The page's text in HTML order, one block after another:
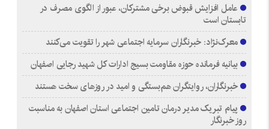
عامل افزایش قبوض برخی مشترکان، عبور از الگوی مصرف در
تابستان است
معرک‌نژاد: خبرنگاران سرمایه اجتماعی شهر را تقویت می‌کنند
بیانیه فرمانده حوزه مقاومت بسیج ادارات کل شهید رجایی اصفهان
خبرنگاران، روایتگران هم‌بستگی و امید در روزهای سخت هستند
پیام تبریک مدیر درمان تامین اجتماعی استان اصفهان به مناسبت
روز خبرنگار